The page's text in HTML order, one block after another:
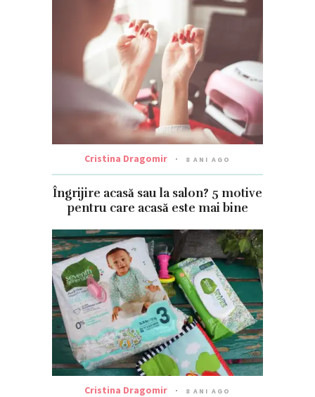
Cristina Dragomir 8 ANI AGO
Îngrijire acasă sau la salon? 5 motive
pentru care acasă este mai bine
Cristina Dragomir 8 ANI AGO